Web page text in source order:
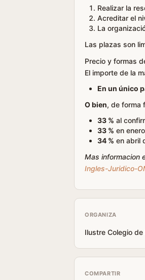
Realizar la
Acreditar el
La
Las plazas son
Precio y formas
El importe de la
En un único
O bien, de forma
33 % al
33 % en
34 % en abril
Mas informacion
Ingles-Juridico-
ORGANIZA
Ilustre Colegio
COMPARTIR